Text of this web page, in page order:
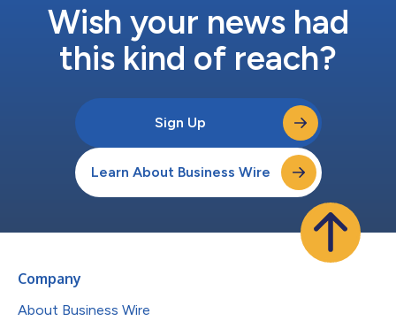
Wish your news had
this kind of reach?
Sign Up
Learn About Business Wire
Company
About Business Wire